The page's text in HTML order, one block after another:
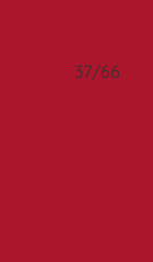
37/66